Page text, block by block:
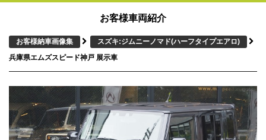
お客様車両紹介
お客様納車画像集 スズキ:ジムニーノマド(ハーフタイプエアロ)
兵庫県エムズスピード神戸 展示車